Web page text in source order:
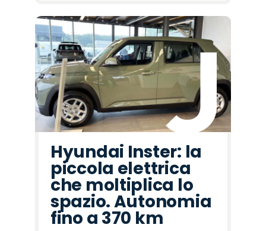
Hyundai Inster: la
piccola elettrica
che moltiplica lo
spazio. Autonomia
fino a 370 km